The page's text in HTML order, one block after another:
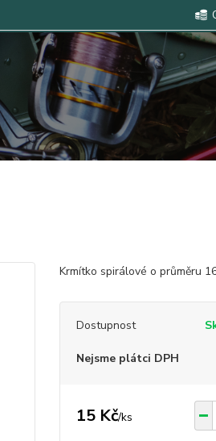
Krmítko spirálové o průměru
Dostupnost
Nejsme plátci DPH
15 Kč/ks